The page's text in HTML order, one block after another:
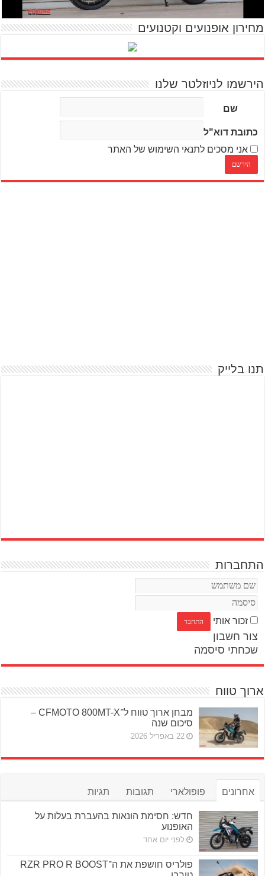
מחירון אופנועים וקטנועים
הירשמו לניוזלטר שלנו
שם
כתובת דוא"ל
אני מסכים לתנאי השימוש של האתר
תנו בלייק
התחברות
זכור אותי
צור חשבון
שכחתי סיסמה
ארוך טווח
מבחן ארוך טווח ל־CFMOTO 800MT-X –
סיכום שנה
22 באפריל 2026
אחרונים פופולארי תגובות תגיות
חדש: חסימת הונאות בהעברת בעלות על
האופנוע
לפני יום אחד
פולריס חושפת את ה־RZR PRO R BOOST